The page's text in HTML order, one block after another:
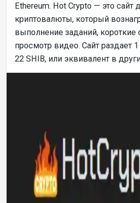
Ethereum. Hot Crypto — это сайт
криптовалюты, который
выполнение заданий, короткие
просмотр видео. Сайт раздает
22 SHIB, или эквивалент в